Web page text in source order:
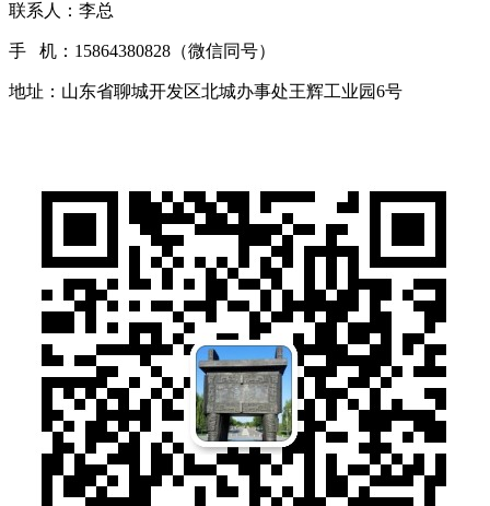
联系人：李总
手 机：15864380828（微信同号）
地址：山东省聊城开发区北城办事处王辉工业园6号